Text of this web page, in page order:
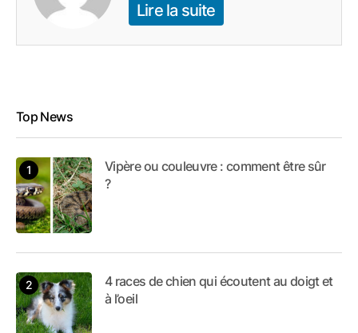
Lire la suite
Top News
Vipère ou couleuvre : comment être sûr
?
4 races de chien qui écoutent au doigt et
à l’oeil